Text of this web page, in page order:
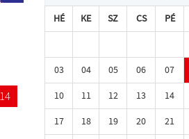
HÉ KE SZ CS PÉ
03
04 05 06 07
10
11 12 13 14
17
18 19 20 21